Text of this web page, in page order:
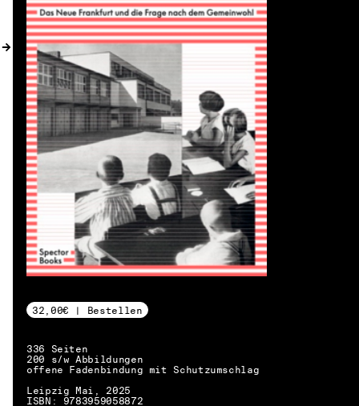
KUNDENKONTO
DE → EN
32,00€ | Bestellen
336 Seiten
200 s/w Abbildungen
offene Fadenbindung mit Schutzumschlag
Leipzig Mai, 2025
ISBN: 9783959058872